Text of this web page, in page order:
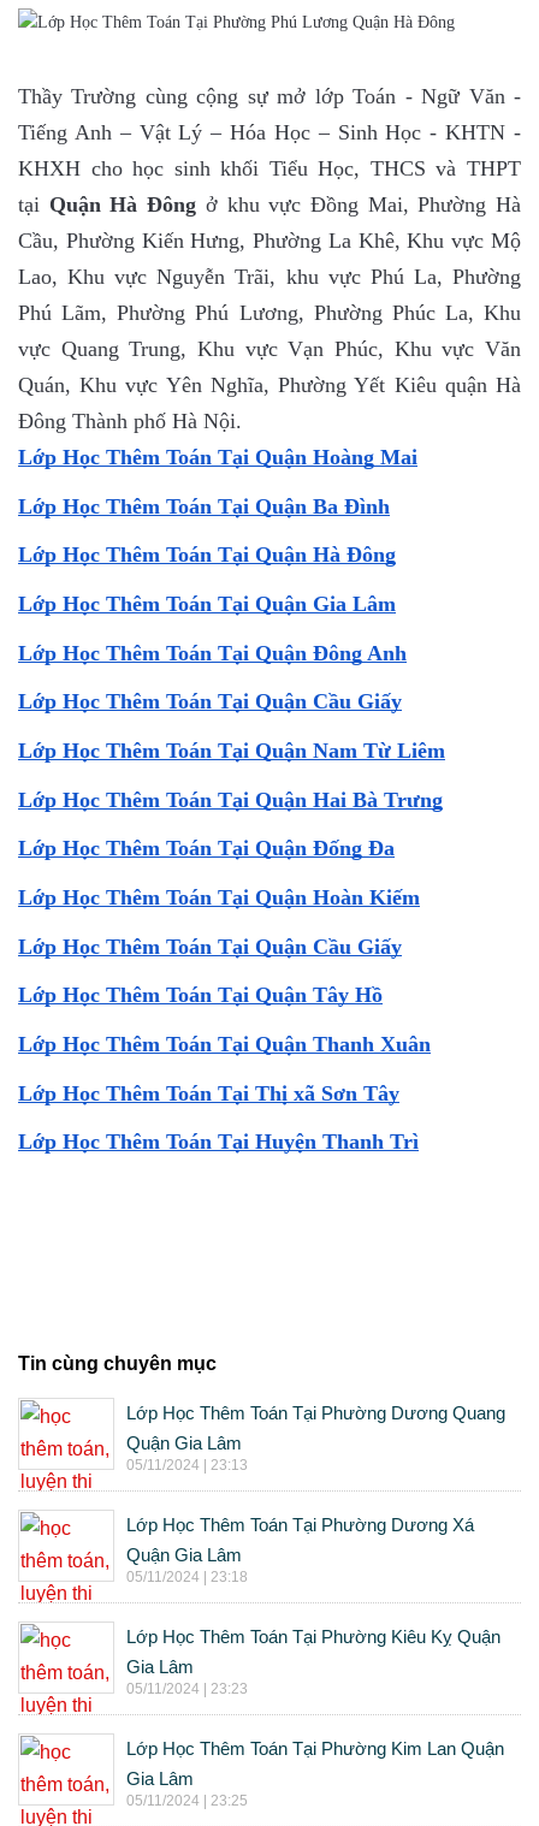
Thầy Trường cùng cộng sự mở lớp Toán - Ngữ Văn -
Tiếng Anh – Vật Lý – Hóa Học – Sinh Học - KHTN -
KHXH cho học sinh khối Tiểu Học, THCS và THPT
tại Quận Hà Đông ở khu vực Đồng Mai, Phường Hà
Cầu, Phường Kiến Hưng, Phường La Khê, Khu vực Mộ
Lao, Khu vực Nguyễn Trãi, khu vực Phú La, Phường
Phú Lãm, Phường Phú Lương, Phường Phúc La, Khu
vực Quang Trung, Khu vực Vạn Phúc, Khu vực Văn
Quán, Khu vực Yên Nghĩa, Phường Yết Kiêu quận Hà
Đông Thành phố Hà Nội.
Lớp Học Thêm Toán Tại Quận Hoàng Mai
Lớp Học Thêm Toán Tại Quận Ba Đình
Lớp Học Thêm Toán Tại Quận Hà Đông
Lớp Học Thêm Toán Tại Quận Gia Lâm
Lớp Học Thêm Toán Tại Quận Đông Anh
Lớp Học Thêm Toán Tại Quận Cầu Giấy
Lớp Học Thêm Toán Tại Quận Nam Từ Liêm
Lớp Học Thêm Toán Tại Quận Hai Bà Trưng
Lớp Học Thêm Toán Tại Quận Đống Đa
Lớp Học Thêm Toán Tại Quận Hoàn Kiếm
Lớp Học Thêm Toán Tại Quận Cầu Giấy
Lớp Học Thêm Toán Tại Quận Tây Hồ
Lớp Học Thêm Toán Tại Quận Thanh Xuân
Lớp Học Thêm Toán Tại Thị xã Sơn Tây
Lớp Học Thêm Toán Tại Huyện Thanh Trì
Tin cùng chuyên mục
Lớp Học Thêm Toán Tại Phường Dương Quang
Quận Gia Lâm
05/11/2024 | 23:13
Lớp Học Thêm Toán Tại Phường Dương Xá
Quận Gia Lâm
05/11/2024 | 23:18
Lớp Học Thêm Toán Tại Phường Kiêu Kỵ Quận
Gia Lâm
05/11/2024 | 23:23
Lớp Học Thêm Toán Tại Phường Kim Lan Quận
Gia Lâm
05/11/2024 | 23:25